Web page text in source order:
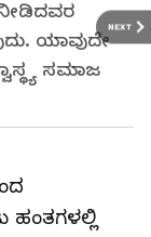
NEXT
ಯಾವುದೇ
ಸಮಾಜ
ಹಂತಗಳಲ್ಲಿ